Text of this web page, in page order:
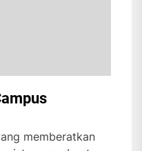
memberatkan